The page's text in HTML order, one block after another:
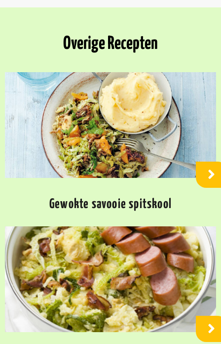
Overige Recepten
Gewokte savooie spitskool